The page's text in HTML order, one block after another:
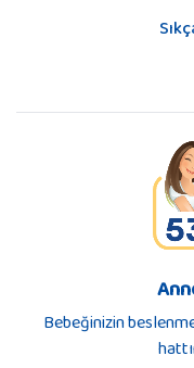
Bebeğinizin